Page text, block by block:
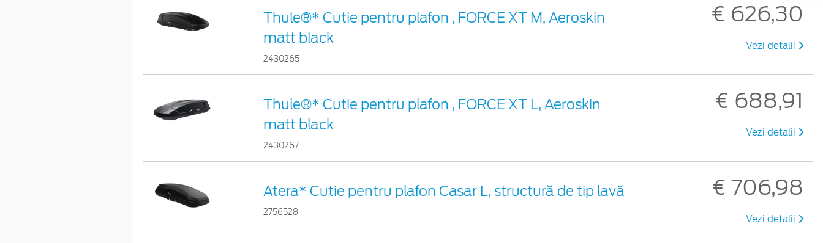
Thule®* Cutie pentru plafon , FORCE XT M, Aeroskin
matt black
2430265
€ 626,30
Vezi detalii
Thule®* Cutie pentru plafon , FORCE XT L, Aeroskin
matt black
2430267
€ 688,91
Vezi detalii
Atera* Cutie pentru plafon Casar L, structură de tip lavă
2756528
€ 706,98
Vezi detalii